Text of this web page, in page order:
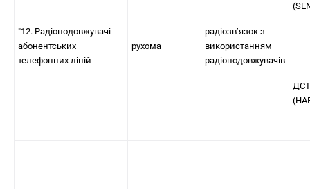
"12. Радіоподовжувачі
абонентських
телефонних ліній
рухома
радіозв’язок з
використанням
радіоподовжувачів